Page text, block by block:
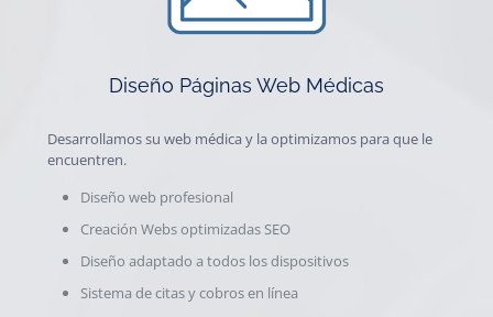
Diseño Páginas Web Médicas
Desarrollamos su web médica y la optimizamos para que le
encuentren.
Diseño web profesional
Creación Webs optimizadas SEO
Diseño adaptado a todos los dispositivos
Sistema de citas y cobros en línea